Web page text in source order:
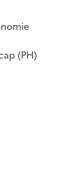
(PH)